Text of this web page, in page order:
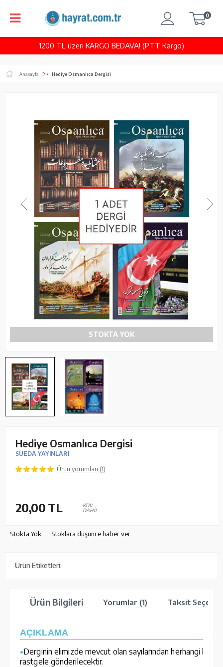
1200 TL üzeri KARGO BEDAVA! (PTT Kargo)
0
Anasayfa Hediye Osmanlıca Dergisi
STOKTA YOK
Hediye Osmanlıca Dergisi
SÜEDA YAYINLARI
Ürün yorumları (1)
20,00TL
KDV
DAHİL
Stokta Yok Stoklara düşünce haber ver
Ürün Etiketleri:
Ürün Bilgileri Yorumlar (1) Taksit
AÇIKLAMA
•Derginin elimizde mevcut olan sayılarından herhangi biri
rastgele gönderilecektir.